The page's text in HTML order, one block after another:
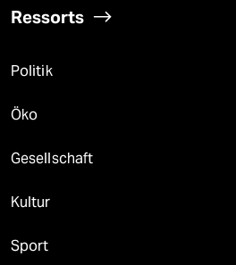
Ressorts
Politik
Öko
Gesellschaft
Kultur
Sport